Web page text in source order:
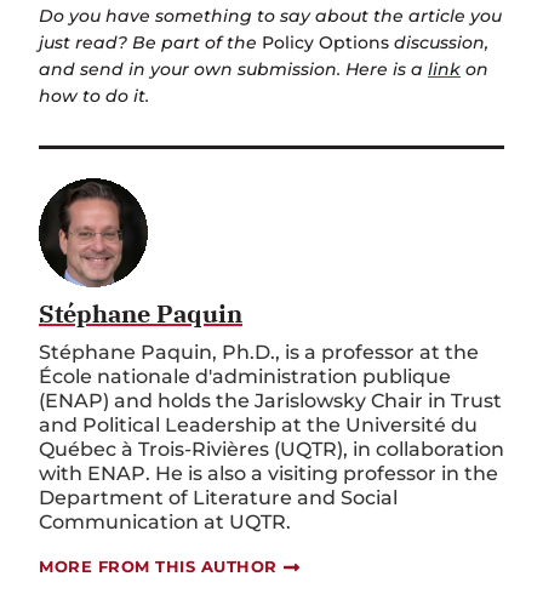
Do you have something to say about the article you
just read? Be part of the Policy Options discussion,
and send in your own submission. Here is a link on
how to do it.
Stéphane Paquin
Stéphane Paquin, Ph.D., is a professor at the
École nationale d'administration publique
(ENAP) and holds the Jarislowsky Chair in Trust
and Political Leadership at the Université du
Québec à Trois-Rivières (UQTR), in collaboration
with ENAP. He is also a visiting professor in the
Department of Literature and Social
Communication at UQTR.
MORE FROM THIS AUTHOR